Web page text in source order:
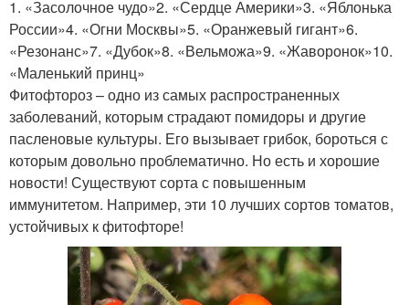
1. «Засолочное чудо»2. «Сердце Америки»3. «Яблонька
России»4. «Огни Москвы»5. «Оранжевый гигант»6.
«Резонанс»7. «Дубок»8. «Вельможа»9. «Жаворонок»10.
«Маленький принц»
Фитофтороз – одно из самых распространенных
заболеваний, которым страдают помидоры и другие
пасленовые культуры. Его вызывает грибок, бороться с
которым довольно проблематично. Но есть и хорошие
новости! Существуют сорта с повышенным
иммунитетом. Например, эти 10 лучших сортов томатов,
устойчивых к фитофторе!